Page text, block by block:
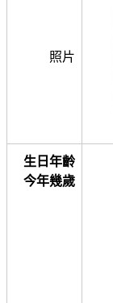
照片
生日年齡
今年幾歲